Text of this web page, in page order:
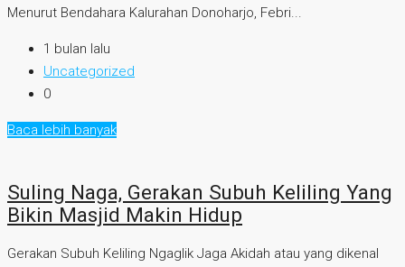
Menurut Bendahara Kalurahan Donoharjo, Febri...
1 bulan lalu
Uncategorized
0
Baca lebih banyak
Suling Naga, Gerakan Subuh Keliling Yang
Bikin Masjid Makin Hidup
Gerakan Subuh Keliling Ngaglik Jaga Akidah atau yang dikenal